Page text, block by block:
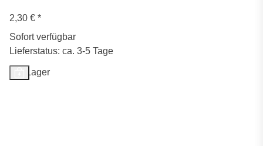
2,30 € *
Sofort verfügbar
Lieferstatus: ca. 3-5 Tage
Auf Lager